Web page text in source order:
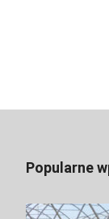
Popularne